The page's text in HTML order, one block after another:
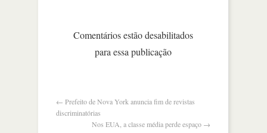
Comentários estão desabilitados
para essa publicação
← Prefeito de Nova York anuncia fim de revistas
discriminatórias
Nos EUA, a classe média perde espaço →